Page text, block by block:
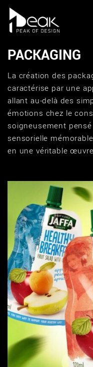
PACKAGING
La création des
caractérise par une
allant au-delà des
émotions chez le
soigneusement
sensorielle
en une véritable